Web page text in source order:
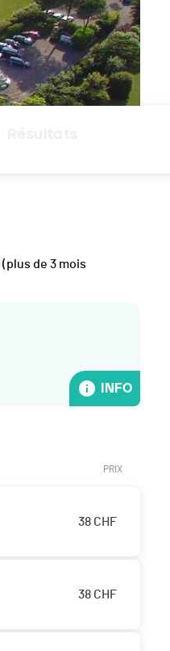
(plus de 3 mois
INFO
PRIX
38 CHF
38 CHF